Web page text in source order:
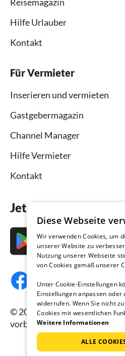
Hilfe Urlauber
Kontakt
Für Vermieter
Inserieren und vermieten
Gastgebermagazin
Channel Manager
Hilfe Vermieter
Kontakt
Jetzt die App
© 2026 Ferienhausmiete.de,
vorbehalten.
Diese Webseite
Wir verwenden Cookies, um
unserer Website zu
Nutzung unserer Webseite
von Cookies gemäß unserer
Unter Cookie-Einstellungen
Einstellungen anpassen oder
widerrufen. Wenn Sie nicht
Cookies mit wesentlichen
Weitere Informationen
ALLE